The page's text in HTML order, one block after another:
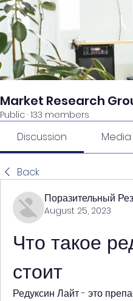
Market Research
Public · 133 members
Discussion Media
Back
Поразительный
August 25, 2023
Что такое
стоит
Редуксин Лайт - это